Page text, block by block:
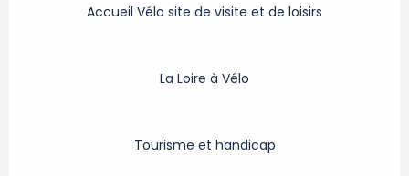
Accueil Vélo site de visite et de loisirs
La Loire à Vélo
Tourisme et handicap